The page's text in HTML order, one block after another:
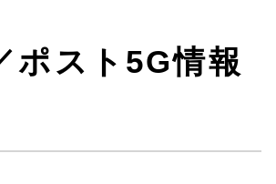
ポスト5G情報